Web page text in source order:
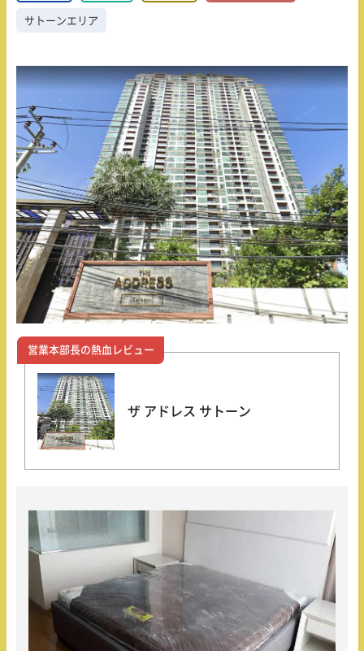
サトーンエリア
営業本部長の熱血レビュー
ザ アドレス サトーン